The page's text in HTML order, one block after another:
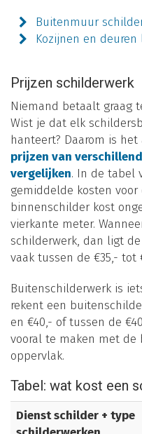
Buitenmuur
Kozijnen en deuren
Prijzen schilderwerk
Niemand betaalt graag
Wist je dat elk
hanteert? Daarom is
prijzen van
vergelijken. In de tabel
gemiddelde kosten voor
binnenschilder kost
vierkante meter.
schilderwerk, dan ligt
vaak tussen de €35,- tot
Buitenschilderwerk is
rekent een
en €40,- of tussen de
vooral te maken met de
oppervlak.
Tabel: wat kost een
Dienst schilder + type